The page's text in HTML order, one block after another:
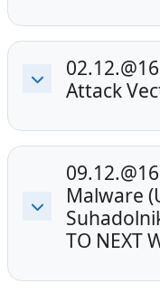
Skrči
Attack
Skrči
Malware
TO NEXT